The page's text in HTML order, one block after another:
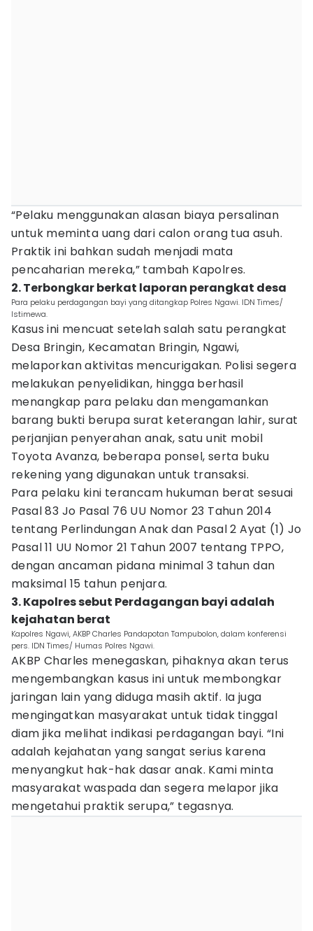
“Pelaku menggunakan alasan biaya persalinan
untuk meminta uang dari calon orang tua asuh.
Praktik ini bahkan sudah menjadi mata
pencaharian mereka,” tambah Kapolres.
2. Terbongkar berkat laporan perangkat desa
Para pelaku perdagangan bayi yang ditangkap Polres Ngawi. IDN Times/
Istimewa.
Kasus ini mencuat setelah salah satu perangkat
Desa Bringin, Kecamatan Bringin, Ngawi,
melaporkan aktivitas mencurigakan. Polisi segera
melakukan penyelidikan, hingga berhasil
menangkap para pelaku dan mengamankan
barang bukti berupa surat keterangan lahir, surat
perjanjian penyerahan anak, satu unit mobil
Toyota Avanza, beberapa ponsel, serta buku
rekening yang digunakan untuk transaksi.
Para pelaku kini terancam hukuman berat sesuai
Pasal 83 Jo Pasal 76 UU Nomor 23 Tahun 2014
tentang Perlindungan Anak dan Pasal 2 Ayat (1) Jo
Pasal 11 UU Nomor 21 Tahun 2007 tentang TPPO,
dengan ancaman pidana minimal 3 tahun dan
maksimal 15 tahun penjara.
3. Kapolres sebut Perdagangan bayi adalah
kejahatan berat
Kapolres Ngawi, AKBP Charles Pandapotan Tampubolon, dalam konferensi
pers. IDN Times/ Humas Polres Ngawi.
AKBP Charles menegaskan, pihaknya akan terus
mengembangkan kasus ini untuk membongkar
jaringan lain yang diduga masih aktif. Ia juga
mengingatkan masyarakat untuk tidak tinggal
diam jika melihat indikasi perdagangan bayi. “Ini
adalah kejahatan yang sangat serius karena
menyangkut hak-hak dasar anak. Kami minta
masyarakat waspada dan segera melapor jika
mengetahui praktik serupa,” tegasnya.